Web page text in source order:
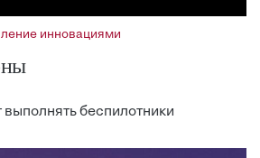
инновациями
выполнять беспилотники